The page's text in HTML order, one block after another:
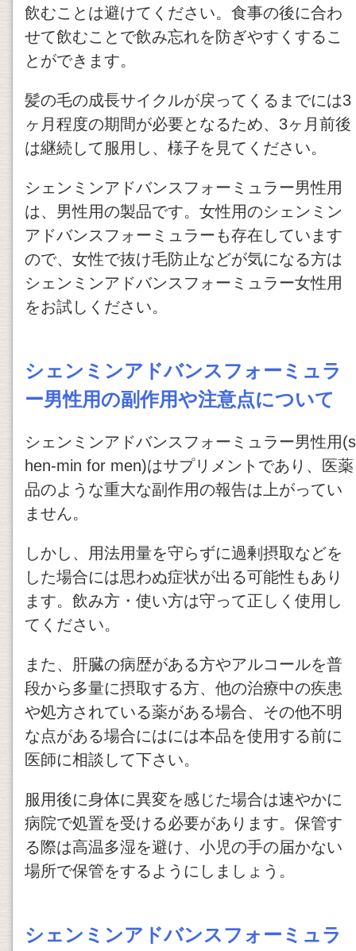
飲むことは避けてください。食事の後に合わ
せて飲むことで飲み忘れを防ぎやすくするこ
とができます。
髪の毛の成長サイクルが戻ってくるまでには3
ヶ月程度の期間が必要となるため、3ヶ月前後
は継続して服用し、様子を見てください。
シェンミンアドバンスフォーミュラー男性用
は、男性用の製品です。女性用のシェンミン
アドバンスフォーミュラーも存在しています
ので、女性で抜け毛防止などが気になる方は
シェンミンアドバンスフォーミュラー女性用
をお試しください。
シェンミンアドバンスフォーミュラ
ー男性用の副作用や注意点について
シェンミンアドバンスフォーミュラー男性用(s
hen-min for men)はサプリメントであり、医薬
品のような重大な副作用の報告は上がってい
ません。
しかし、用法用量を守らずに過剰摂取などを
した場合には思わぬ症状が出る可能性もあり
ます。飲み方・使い方は守って正しく使用し
てください。
また、肝臓の病歴がある方やアルコールを普
段から多量に摂取する方、他の治療中の疾患
や処方されている薬がある場合、その他不明
な点がある場合にはには本品を使用する前に
医師に相談して下さい。
服用後に身体に異変を感じた場合は速やかに
病院で処置を受ける必要があります。保管す
る際は高温多湿を避け、小児の手の届かない
場所で保管をするようにしましょう。
シェンミンアドバンスフォーミュラ